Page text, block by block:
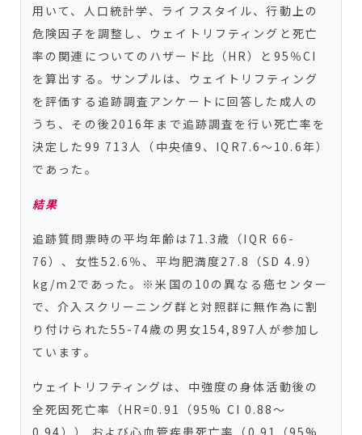
用いて、人口統計学、ライフスタイル、行動上の
危険因子を調整し、ウェイトリフティングと死亡
率の関連についてのハザード比（HR）と95％CI
を算出する。サンプルは、ウェイトリフティング
を評価する追跡調査アンケートに回答した成人の
うち、その後2016年まで追跡調査を行い死亡率を
決定した99 713人（中央値9、IQR7.6～10.6年）
であった。
結果
追跡質問票時の平均年齢は71.3歳（IQR 66-
76）、女性52.6％、平均肥満度27.8（SD 4.9）
kg/m2であった。※米国の10の異なる癌センター
で、介入スクリーニング群と対照群に無作為に割
り付けられた55-74歳の男女154,897人が参加し
ています。
ウェイトリフティングは、中強度の身体活動後の
全死因死亡率（HR=0.91（95% CI 0.88～